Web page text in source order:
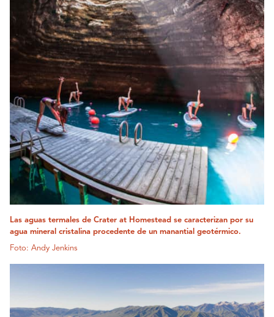
Las aguas termales de Crater at Homestead se caracterizan por su
agua mineral cristalina procedente de un manantial geotérmico.
Foto: Andy Jenkins